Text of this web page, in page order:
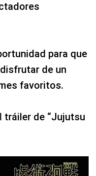
para que
de un
favoritos.
tráiler de “Jujutsu